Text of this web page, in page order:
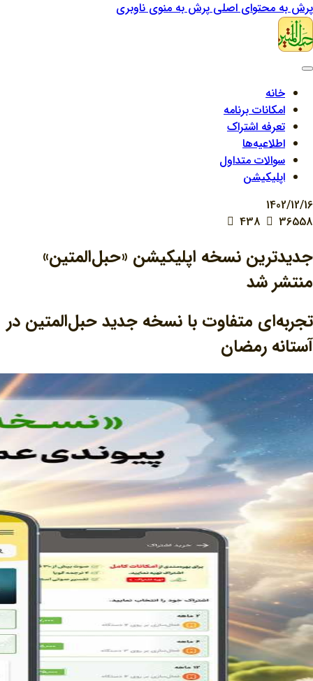
پرش به محتوای اصلیپرش به منوی ناوبری
خانه
امکانات برنامه
تعرفه اشتراک
اطلاعیه‌ها
سوالات متداول
اپلیکیشن
1402/12/16
36558
جدیدترین نسخه اپلیکیشن «حبل‌المتین»
منتشر شد
تجربه‌ای متفاوت با نسخه جدید حبل‌المتین در
آستانه رمضان